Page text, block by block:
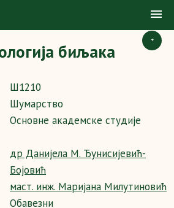
+
биљака
Ш1210
Шумарство
Основне академске студије
др Данијела М. Ђунисијевић-
Бојовић
маст. инж. Маријана Милутиновић
Обавезни